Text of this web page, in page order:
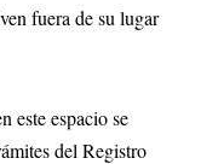
fuera de su lugar
este espacio se
del Registro